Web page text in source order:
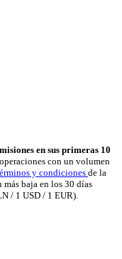
en sus primeras 10
con un volumen
y condiciones de la
baja en los 30 días
/ 1 USD / 1 EUR).